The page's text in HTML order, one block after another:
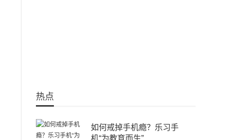
热点
如何戒掉手机瘾？乐习手
机“为教育而生”